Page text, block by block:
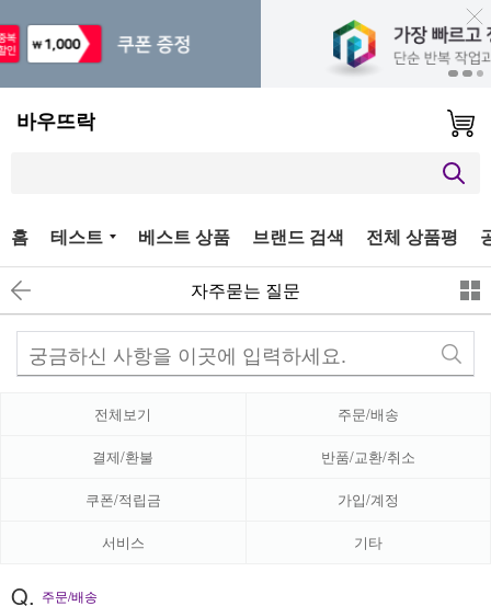
바우뜨락
홈 테스트 베스트 상품 브랜드 검색 전체 상품평
자주묻는 질문
전체보기 주문/배송
결제/환불 반품/교환/취소
쿠폰/적립금 가입/계정
서비스 기타
Q. 주문/배송